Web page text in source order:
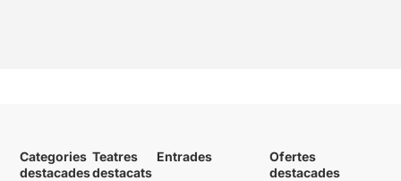
Categories
destacades
Teatres
destacats
Entrades
Ofertes
destacades